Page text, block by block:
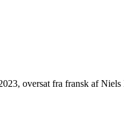
oversat fra fransk af Niels